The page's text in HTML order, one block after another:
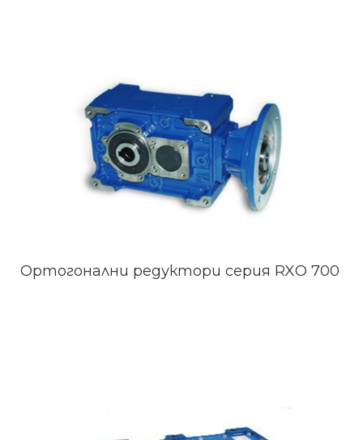
Ортогонални редуктори серия RXО 700